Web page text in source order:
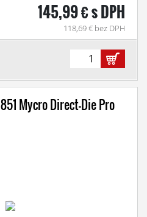
145,99 € s DPH
118,69 € bez DPH
Mycro Direct-Die Pro